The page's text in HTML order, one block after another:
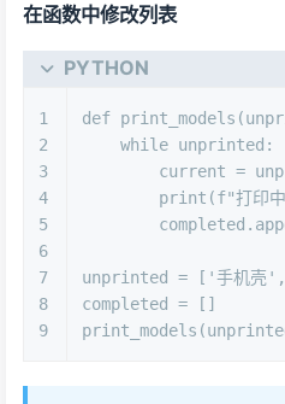
在函数中修改列表
PYTHON
1
2
3
4
5
6
7
8
9
def print_models (
while unprinted:
current =
print (f"打印
unprinted = [ '手机壳' ,
completed = []